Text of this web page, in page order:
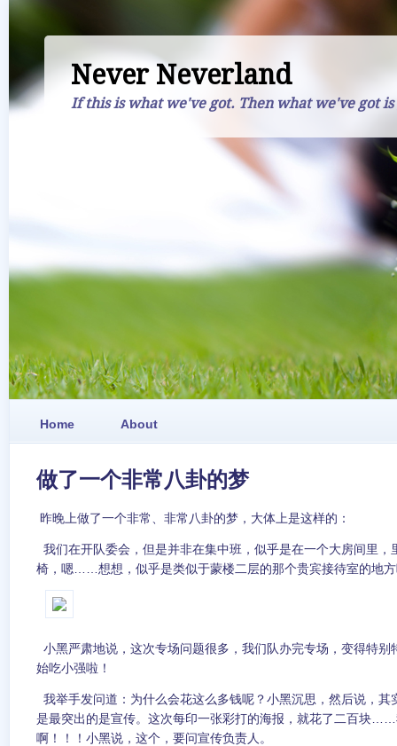
Never Neverland
If this is what we've got. Then what we've got is
Home About
做了一个非常八卦的梦
昨晚上做了一个非常、非常八卦的梦，大体上是这样的：
我们在开队委会，但是并非在集中班，似乎是在一个大房间里，
椅，嗯……想想，似乎是类似于蒙楼二层的那个贵宾接待室的地
小黑严肃地说，这次专场问题很多，我们队办完专场，变得特别
始吃小强啦！
我举手发问道：为什么会花这么多钱呢？小黑沉思，然后说，其
是最突出的是宣传。这次每印一张彩打的海报，就花了二百块
啊！！！小黑说，这个，要问宣传负责人。